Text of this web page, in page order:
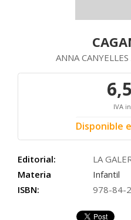
ANNA CANYELLES
IVA
Disponible
Editorial:
LA
Materia
Infantil
ISBN:
978-84-